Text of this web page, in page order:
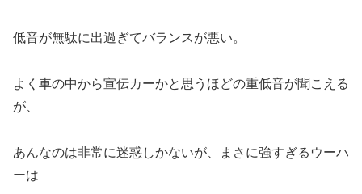
低音が無駄に出過ぎてバランスが悪い。
よく車の中から宣伝カーかと思うほどの重低音が聞こえる
が、
あんなのは非常に迷惑しかないが、まさに強すぎるウーハ
ーは